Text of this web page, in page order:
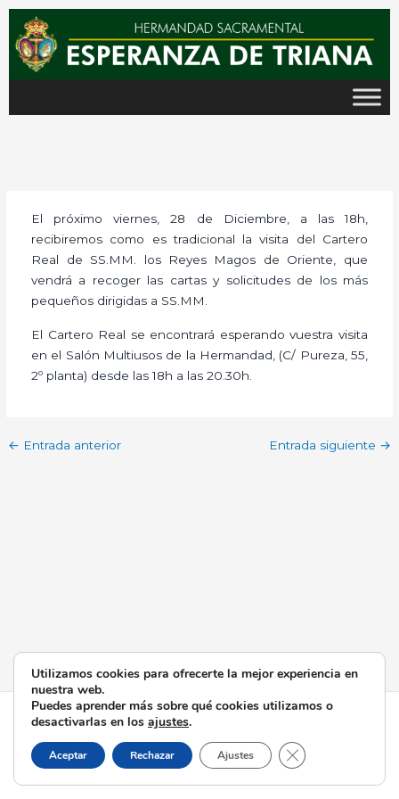
contenido
El próximo viernes, 28 de Diciembre, a las 18h,
recibiremos como es tradicional la visita del Cartero
Real de SS.MM. los Reyes Magos de Oriente, que
vendrá a recoger las cartas y solicitudes de los más
pequeños dirigidas a SS.MM.
El Cartero Real se encontrará esperando vuestra visita
en el Salón Multiusos de la Hermandad, (C/ Pureza, 55,
2º planta) desde las 18h a las 20.30h.
← Entrada anterior Entrada siguiente →
Todos los derechos © 2026 Esperanza de Triana | Funciona
gracias aTema Astra para WordPress
Utilizamos cookies para ofrecerte la mejor experiencia en
nuestra web.
Puedes aprender más sobre qué cookies utilizamos o
desactivarlas en los ajustes.
Aceptar Rechazar Ajustes Cerrar el banner